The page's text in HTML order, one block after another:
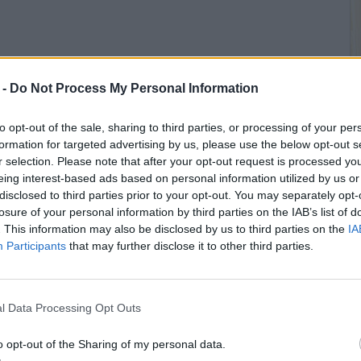
Do Not Process My Personal Information
opt-out of the sale, sharing to third parties, or processing of your
for targeted advertising by us, please use the below opt-out
selection. Please note that after your opt-out request is processed
interest-based ads based on personal information utilized by us
to third parties prior to your opt-out. You may separately
of your personal information by third parties on the IAB’s list of
This information may also be disclosed by us to third parties on the
Participants that may further disclose it to other third parties.
Data Processing Opt Outs
opt-out of the Sharing of my personal data.
buscar una fontanela abultada (punto
anormales, que también pueden ser
°C) o más a quien no se le despierta
encontrarse confusas o muy mareadas;
se les puede despertar. El obtener consejo
fiebre, cuello rígido y dolor de cabeza,
meningitis en la comunidad, puede salvar la
alguien en mi hogar tiene
para la persona enferma. Recuerde